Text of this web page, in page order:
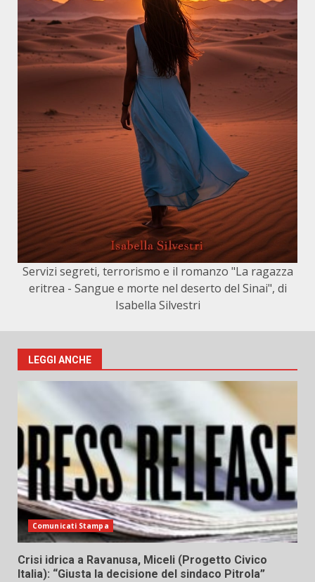
Servizi segreti, terrorismo e il romanzo "La ragazza
eritrea - Sangue e morte nel deserto del Sinai", di
Isabella Silvestri
LEGGI ANCHE
Comunicati Stampa
Crisi idrica a Ravanusa, Miceli (Progetto Civico
Italia): “Giusta la decisione del sindaco Pitrola”